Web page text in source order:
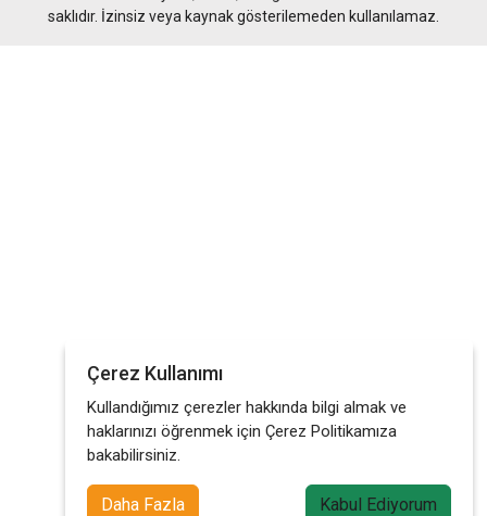
saklıdır. İzinsiz veya kaynak gösterilemeden kullanılamaz.
Çerez Kullanımı
Kullandığımız çerezler hakkında bilgi almak ve
haklarınızı öğrenmek için Çerez Politikamıza
bakabilirsiniz.
Daha Fazla Kabul Ediyorum